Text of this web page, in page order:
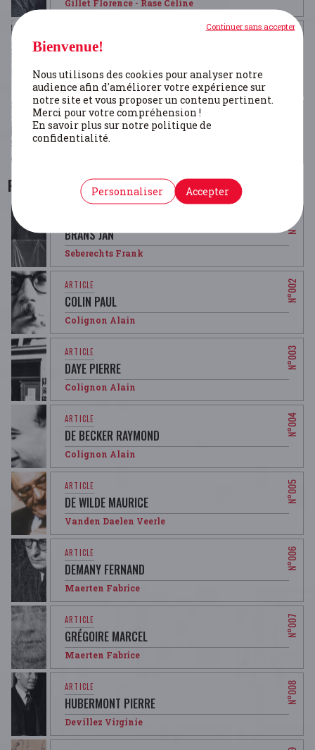
Gillet Florence - Rase Céline
STATUT DE RÉSISTANCE PAR LA PRESSE
Kesteloot Chantal - Maerten Fabrice
VOLK EN STAAT
Personnes
BRANS JAN
Seberechts Frank
COLIN PAUL
Colignon Alain
DAYE PIERRE
Colignon Alain
DE BECKER RAYMOND
Colignon Alain
DE WILDE MAURICE
Vanden Daelen Veerle
DEMANY FERNAND
Maerten Fabrice
GRÉGOIRE MARCEL
Maerten Fabrice
HUBERMONT PIERRE
Devillez Virginie
Bienvenue!
Nous utilisons des cookies pour analyser notre
audience afin d'améliorer votre expérience sur
notre site et vous proposer un contenu pertinent.
Merci pour votre compréhension !
En savoir plus sur notre politique de
confidentialité.
Personnaliser Accepter
Continuer sans accepter